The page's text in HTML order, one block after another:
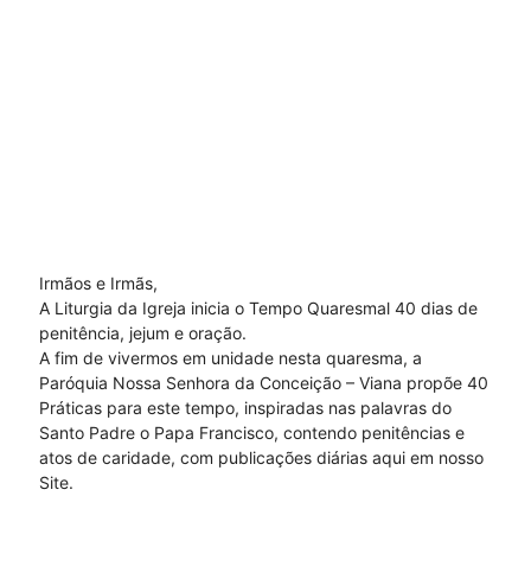
Irmãos e Irmãs,
A Liturgia da Igreja inicia o Tempo Quaresmal 40 dias de
penitência, jejum e oração.
A fim de vivermos em unidade nesta quaresma, a
Paróquia Nossa Senhora da Conceição – Viana propõe 40
Práticas para este tempo, inspiradas nas palavras do
Santo Padre o Papa Francisco, contendo penitências e
atos de caridade, com publicações diárias aqui em nosso
Site.